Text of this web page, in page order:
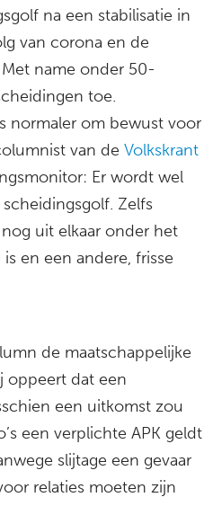
na een stabilisatie in
van corona en de
name onder 50-
toe.
normaler om bewust voor
van de Volkskrant
Er wordt wel
Zelfs
uit elkaar onder het
en een andere, frisse
de maatschappelijke
oppeert dat een
een uitkomst zou
een verplichte APK geldt
slijtage een gevaar
relaties moeten zijn